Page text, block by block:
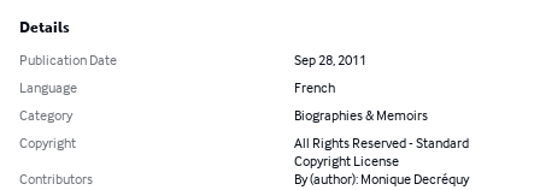
Details
Publication Date
Sep 28, 2011
Language
French
Category
Biographies & Memoirs
Copyright
All Rights Reserved - Standard
Copyright License
Contributors
By (author): Monique Decréquy